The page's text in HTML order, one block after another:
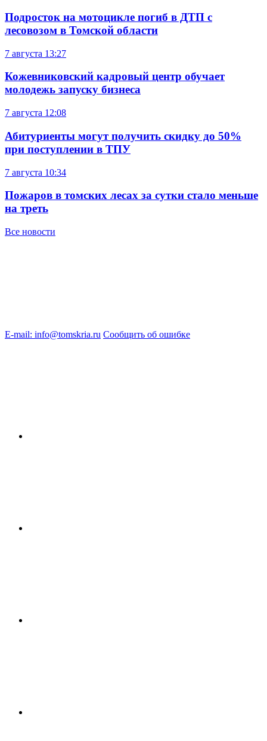
Подросток на мотоцикле погиб в ДТП с
лесовозом в Томской области
7 августа 13:27
Кожевниковский кадровый центр обучает
молодежь запуску бизнеса
7 августа 12:08
Абитуриенты могут получить скидку до 50%
при поступлении в ТПУ
7 августа 10:34
Пожаров в томских лесах за сутки стало меньше
на треть
Все новости
E-mail: info@tomskria.ru Сообщить об ошибке